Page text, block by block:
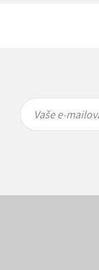
mailová
mailová
Vaše e-